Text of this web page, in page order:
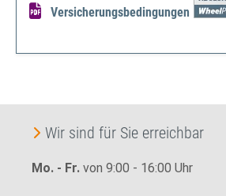
Versicherungsbedingungen
Wir sind für Sie erreichbar
Mo. - Fr. von 9:00 - 16:00 Uhr